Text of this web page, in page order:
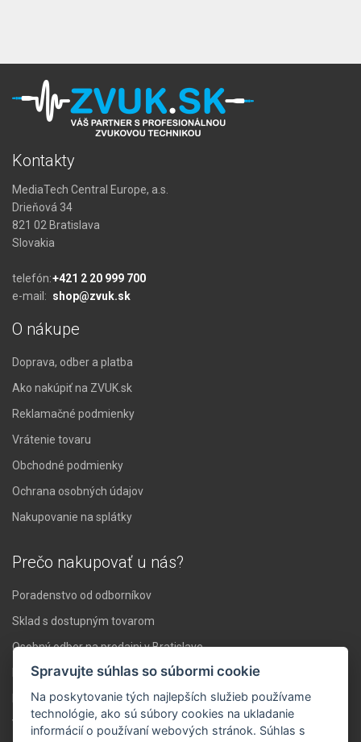
Kontakty
MediaTech Central Europe, a.s.
Drieňová 34
821 02 Bratislava
Slovakia
telefón:+421 2 20 999 700
e-mail: shop@zvuk.sk
O nákupe
Doprava, odber a platba
Ako nakúpiť na ZVUK.sk
Reklamačné podmienky
Vrátenie tovaru
Obchodné podmienky
Ochrana osobných údajov
Nakupovanie na splátky
Prečo nakupovať u nás?
Poradenstvo od odborníkov
Sklad s dostupným tovarom
Osobný odber na predajni v Bratislave
Doprava nad 119 € zadarmo
Expresné doručenie do 24 hodín
Vlastné servisné stredisko
Spravujte súhlas so súbormi cookie
Na poskytovanie tých najlepších služieb používame
technológie, ako sú súbory cookies na ukladanie
informácií o používaní webových stránok. Súhlas s